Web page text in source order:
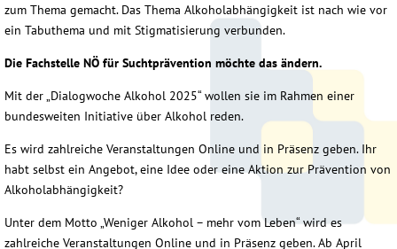
zum Thema gemacht. Das Thema Alkoholabhängigkeit ist nach wie vor
ein Tabuthema und mit Stigmatisierung verbunden.
Die Fachstelle NÖ für Suchtprävention möchte das ändern.
Mit der „Dialogwoche Alkohol 2025“ wollen sie im Rahmen einer
bundesweiten Initiative über Alkohol reden.
Es wird zahlreiche Veranstaltungen Online und in Präsenz geben. Ihr
habt selbst ein Angebot, eine Idee oder eine Aktion zur Prävention von
Alkoholabhängigkeit?
Unter dem Motto „Weniger Alkohol – mehr vom Leben“ wird es
zahlreiche Veranstaltungen Online und in Präsenz geben. Ab April